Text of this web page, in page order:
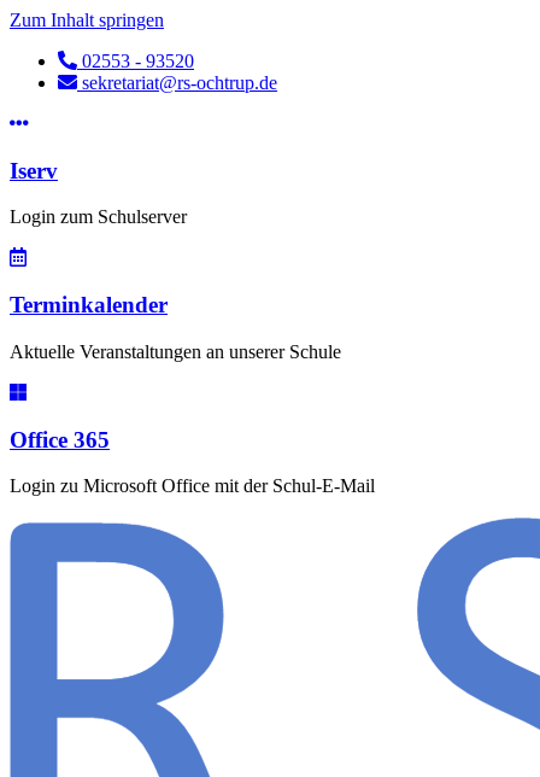
Zum Inhalt springen
02553 - 93520
sekretariat@rs-ochtrup.de
Iserv
Login zum Schulserver
Terminkalender
Aktuelle Veranstaltungen an unserer Schule
Office 365
Login zu Microsoft Office mit der Schul-E-Mail